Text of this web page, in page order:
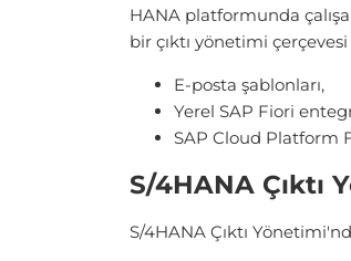
HANA platformunda
bir çıktı yönetimi
E-posta şablonları,
Yerel SAP Fiori
SAP Cloud Platform
S/4HANA
S/4HANA Çıktı